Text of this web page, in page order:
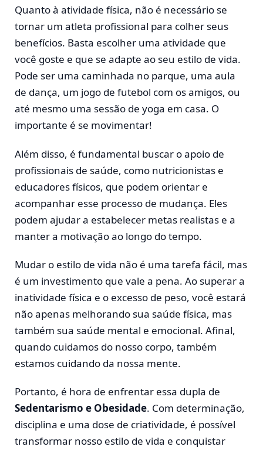
Quanto à atividade física, não é necessário se
tornar um atleta profissional para colher seus
benefícios. Basta escolher uma atividade que
você goste e que se adapte ao seu estilo de vida.
Pode ser uma caminhada no parque, uma aula
de dança, um jogo de futebol com os amigos, ou
até mesmo uma sessão de yoga em casa. O
importante é se movimentar!
Além disso, é fundamental buscar o apoio de
profissionais de saúde, como nutricionistas e
educadores físicos, que podem orientar e
acompanhar esse processo de mudança. Eles
podem ajudar a estabelecer metas realistas e a
manter a motivação ao longo do tempo.
Mudar o estilo de vida não é uma tarefa fácil, mas
é um investimento que vale a pena. Ao superar a
inatividade física e o excesso de peso, você estará
não apenas melhorando sua saúde física, mas
também sua saúde mental e emocional. Afinal,
quando cuidamos do nosso corpo, também
estamos cuidando da nossa mente.
Portanto, é hora de enfrentar essa dupla de
Sedentarismo e Obesidade. Com determinação,
disciplina e uma dose de criatividade, é possível
transformar nosso estilo de vida e conquistar